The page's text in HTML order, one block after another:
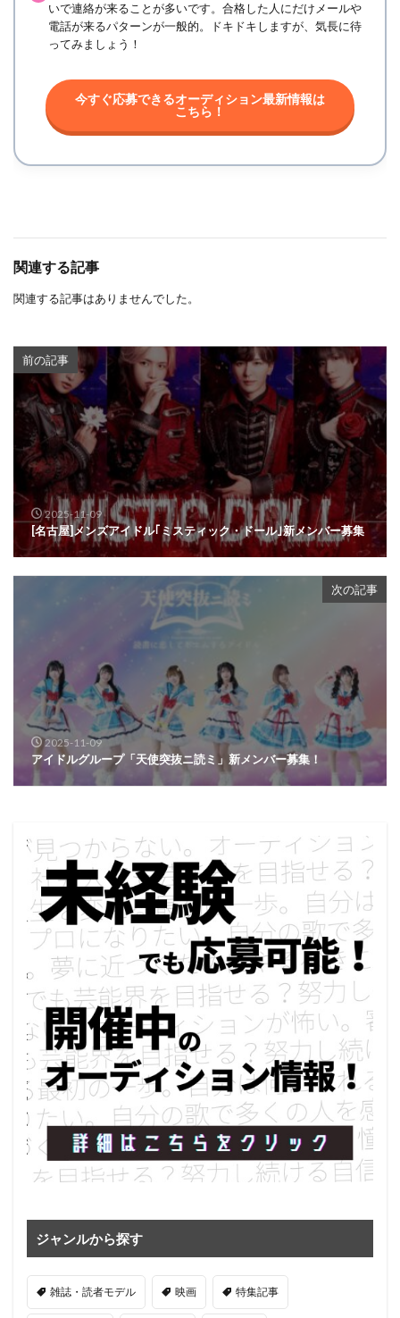
いで連絡が来ることが多いです。合格した人にだけメールや
電話が来るパターンが一般的。ドキドキしますが、気長に待
ってみましょう！
今すぐ応募できるオーディション最新情報は
こちら！
関連する記事
関連する記事はありませんでした。
前の記事
2025-11-09
[名古屋]メンズアイドル｢ミスティック・ドール｣新メンバー募集
次の記事
2025-11-09
アイドルグループ「天使突抜ニ読ミ」新メンバー募集！
ジャンルから探す
雑誌・読者モデル 映画 特集記事